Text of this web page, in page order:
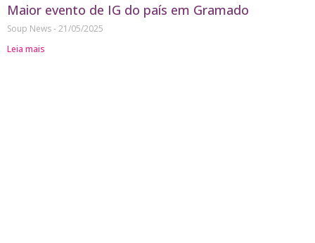
Maior evento de IG do país em Gramado
Soup News 21/05/2025
Leia mais